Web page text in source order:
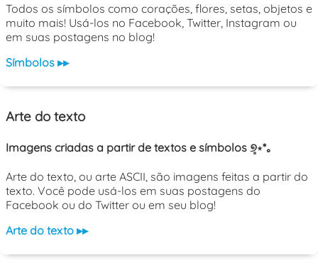
Todos os símbolos como corações, flores, setas, objetos e
muito mais! Usá-los no Facebook, Twitter, Instagram ou
em suas postagens no blog!
Símbolos ▸▸
Arte do texto
Imagens criadas a partir de textos e símbolos ୭̥⋆*｡
Arte do texto, ou arte ASCII, são imagens feitas a partir do
texto. Você pode usá-los em suas postagens do
Facebook ou do Twitter ou em seu blog!
Arte do texto ▸▸